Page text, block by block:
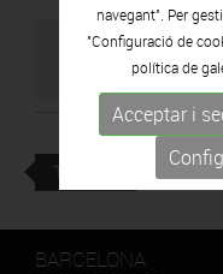
TORNAR
BARCELONA
navegant". Per
"Configuració de
política de
Acceptar i